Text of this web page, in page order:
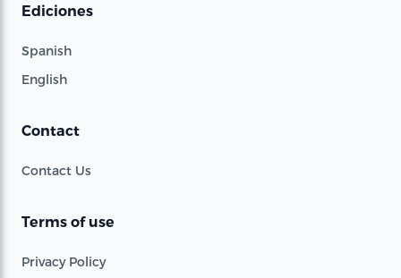
Ediciones
Spanish
English
Contact
Contact Us
Terms of use
Privacy Policy